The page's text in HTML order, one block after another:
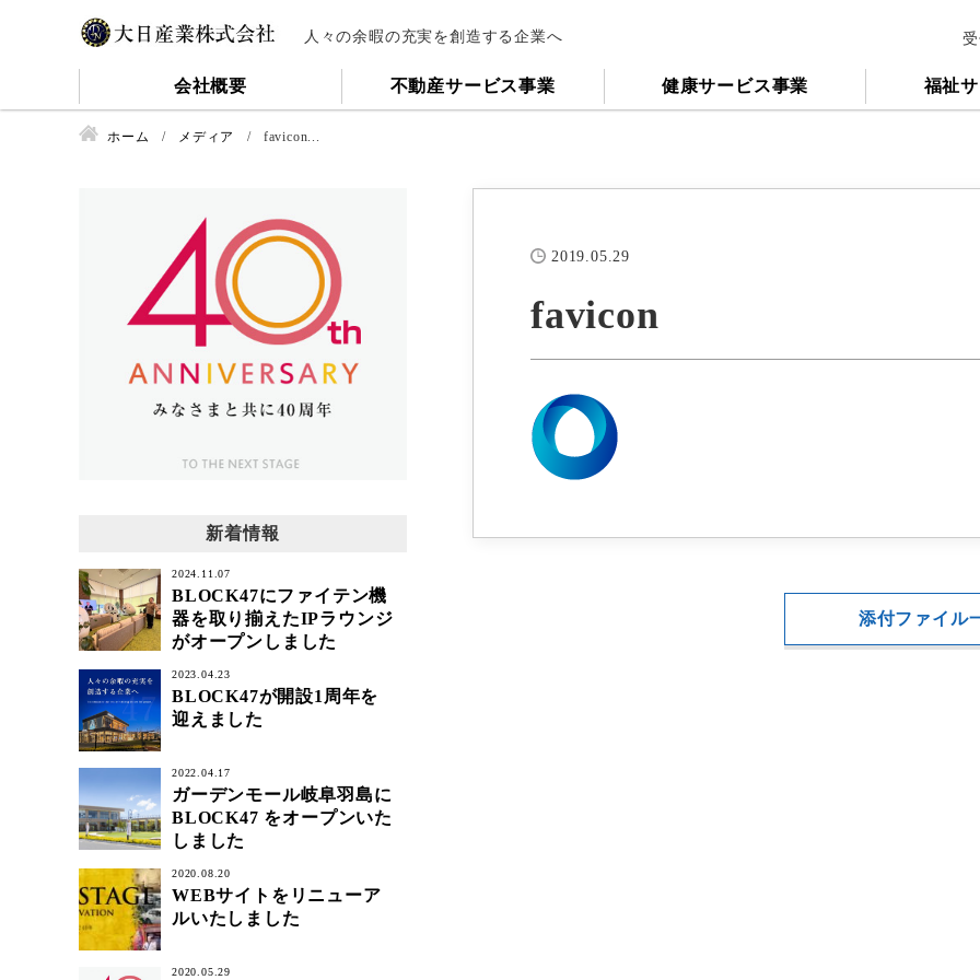
人々の余暇の充実を創造する企業へ
会社概要 不動産サービス事業 健康サービス事業 福祉
ホーム メディア favicon...
2019.05.29
favicon
添付ファイル
新着情報
2024.11.07
BLOCK47にファイテン機
器を取り揃えたIPラウンジ
がオープンしました
2023.04.23
BLOCK47が開設1周年を
迎えました
2022.04.17
ガーデンモール岐阜羽島に
BLOCK47 をオープンいた
しました
2020.08.20
WEBサイトをリニューア
ルいたしました
2020.05.29